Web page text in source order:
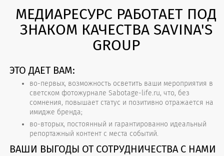
МЕДИАРЕСУРС РАБОТАЕТ ПОД
ЗНАКОМ КАЧЕСТВА SAVINA'S
GROUP
ЭТО ДАЕТ ВАМ:
во-первых, возможность осветить ваши мероприятия в
светском фотожурнале Sabotage-life.ru, что, без
сомнения, повышает статус и позитивно отражается на
имидже бренда;
во-вторых, постоянный и гарантированно идеальный
репортажный контент с места событий.
ВАШИ ВЫГОДЫ ОТ СОТРУДНИЧЕСТВА С НАМИ